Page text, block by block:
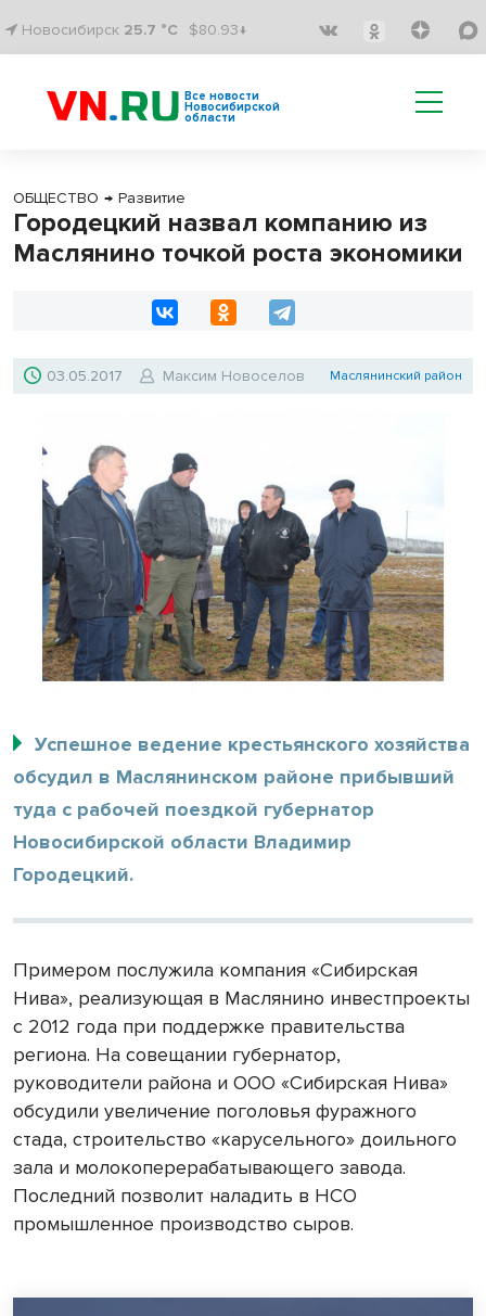
Новосибирск 25.7 °C $80.93↓
Все новости
Новосибирской
области
ОБЩЕСТВО → Развитие
Городецкий назвал компанию из
Маслянино точкой роста экономики
03.05.2017 Максим Новоселов Маслянинский район
Успешное ведение крестьянского хозяйства
обсудил в Маслянинском районе прибывший
туда с рабочей поездкой губернатор
Новосибирской области Владимир
Городецкий.
Примером послужила компания «Сибирская
Нива», реализующая в Маслянино инвестпроекты
с 2012 года при поддержке правительства
региона. На совещании губернатор,
руководители района и ООО «Сибирская Нива»
обсудили увеличение поголовья фуражного
стада, строительство «карусельного» доильного
зала и молокоперерабатывающего завода.
Последний позволит наладить в НСО
промышленное производство сыров.